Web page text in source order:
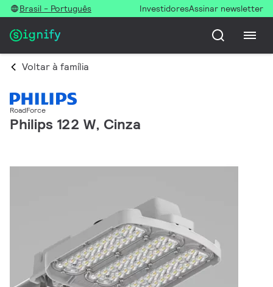
Brasil - Português InvestidoresAssinar newsletter
Voltar à família
RoadForce
Philips 122 W, Cinza